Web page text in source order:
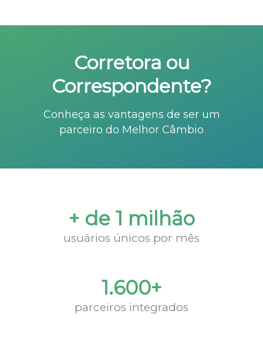
Corretora ou
Correspondente?
Conheça as vantagens de ser um
parceiro do Melhor Câmbio
+ de 1 milhão
usuários únicos por mês
1.600+
parceiros integrados